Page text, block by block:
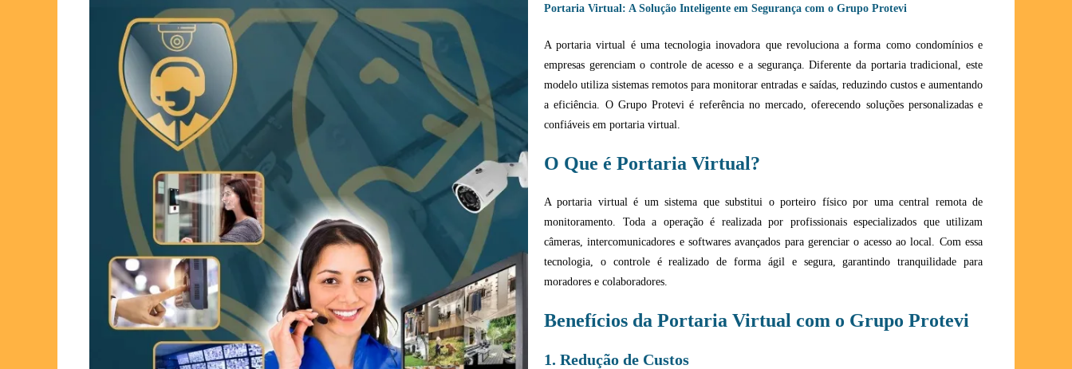
Portaria Virtual: A Solução Inteligente em Segurança com o Grupo Protevi
A portaria virtual é uma tecnologia inovadora que revoluciona a forma como condomínios e
empresas gerenciam o controle de acesso e a segurança. Diferente da portaria tradicional, este
modelo utiliza sistemas remotos para monitorar entradas e saídas, reduzindo custos e aumentando
a eficiência. O Grupo Protevi é referência no mercado, oferecendo soluções personalizadas e
confiáveis em portaria virtual.
O Que é Portaria Virtual?
A portaria virtual é um sistema que substitui o porteiro físico por uma central remota de
monitoramento. Toda a operação é realizada por profissionais especializados que utilizam
câmeras, intercomunicadores e softwares avançados para gerenciar o acesso ao local. Com essa
tecnologia, o controle é realizado de forma ágil e segura, garantindo tranquilidade para
moradores e colaboradores.
Benefícios da Portaria Virtual com o Grupo Protevi
1. Redução de Custos